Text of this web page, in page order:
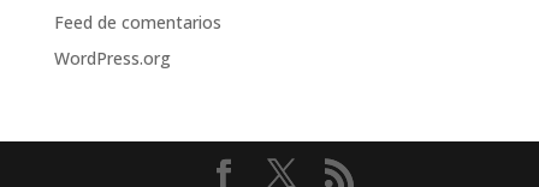
Feed de comentarios
WordPress.org